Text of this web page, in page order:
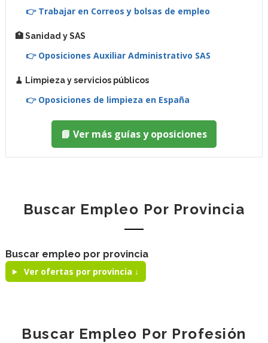
👉 Trabajar en Correos y bolsas de empleo
🏥 Sanidad y SAS
👉 Oposiciones Auxiliar Administrativo SAS
🧹 Limpieza y servicios públicos
👉 Oposiciones de limpieza en España
📘 Ver más guías y oposiciones
Buscar Empleo Por Provincia
Buscar empleo por provincia
Ver ofertas por provincia ↓
Buscar Empleo Por Profesión